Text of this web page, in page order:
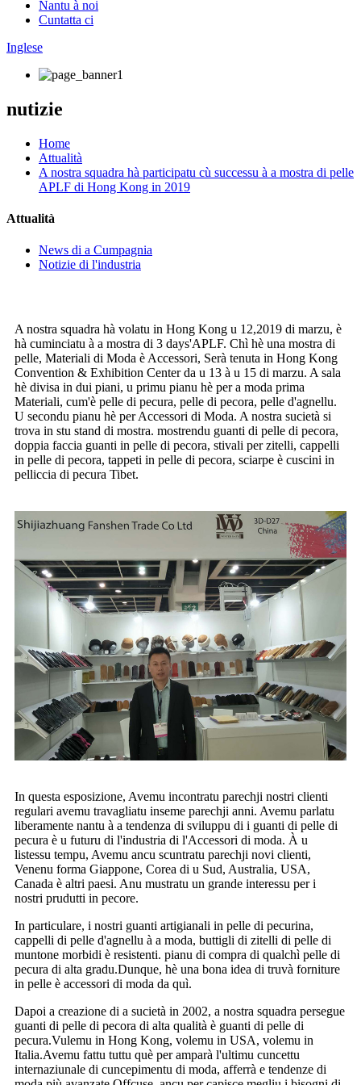
Nantu à noi
Cuntatta ci
Inglese
nutizie
Home
Attualità
A nostra squadra hà participatu cù successu à a mostra di pelle
APLF di Hong Kong in 2019
Attualità
News di a Cumpagnia
Notizie di l'industria
A nostra squadra hà volatu in Hong Kong u 12,2019 di marzu, è
hà cuminciatu à a mostra di 3 days'APLF. Chì hè una mostra di
pelle, Materiali di Moda è Accessori, Serà tenuta in Hong Kong
Convention & Exhibition Center da u 13 à u 15 di marzu. A sala
hè divisa in dui piani, u primu pianu hè per a moda prima
Materiali, cum'è pelle di pecura, pelle di pecora, pelle d'agnellu.
U secondu pianu hè per Accessori di Moda. A nostra sucietà si
trova in stu stand di mostra. mostrendu guanti di pelle di pecora,
doppia faccia guanti in pelle di pecora, stivali per zitelli, cappelli
in pelle di pecora, tappeti in pelle di pecora, sciarpe è cuscini in
pelliccia di pecura Tibet.
In questa esposizione, Avemu incontratu parechji nostri clienti
regulari avemu travagliatu inseme parechji anni. Avemu parlatu
liberamente nantu à a tendenza di sviluppu di i guanti di pelle di
pecura è u futuru di l'industria di l'Accessori di moda. À u
listessu tempu, Avemu ancu scuntratu parechji novi clienti,
Venenu forma Giappone, Corea di u Sud, Australia, USA,
Canada è altri paesi. Anu mustratu un grande interessu per i
nostri prudutti in pecore.
In particulare, i nostri guanti artigianali in pelle di pecurina,
cappelli di pelle d'agnellu à a moda, buttigli di zitelli di pelle di
muntone morbidi è resistenti. pianu di compra di qualchì pelle di
pecura di alta gradu.Dunque, hè una bona idea di truvà forniture
in pelle è accessori di moda da quì.
Dapoi a creazione di a sucietà in 2002, a nostra squadra persegue
guanti di pelle di pecora di alta qualità è guanti di pelle di
pecura.Vulemu in Hong Kong, volemu in USA, volemu in
Italia.Avemu fattu tuttu què per amparà l'ultimu cuncettu
internaziunale di cuncepimentu di moda, afferrà e tendenze di